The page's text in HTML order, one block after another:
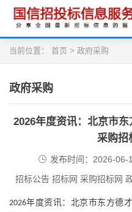
当前位置： 首页 > 政府采购
政府采购
2026年度资讯：北京市
采购招
发布时间：2026-06-
招标公告 招标网 采购招标网
2026年度资讯：北京市东方德